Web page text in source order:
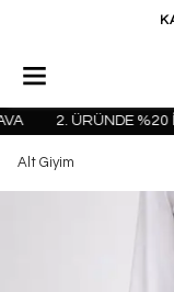
2. ÜRÜNDE %20
Alt Giyim